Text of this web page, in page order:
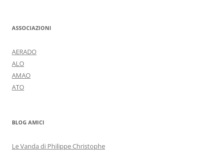
ASSOCIAZIONI
AERADO
ALO
AMAO
ATO
BLOG AMICI
Le Vanda di Philippe Christophe